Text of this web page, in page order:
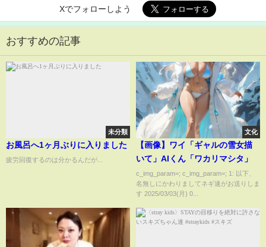
Xでフォローしよう
おすすめの記事
未分類
お風呂へ1ヶ月ぶりに入りました
疲労回復するのは分かるんだが...
文化
【画像】ワイ「ギャルの雪女描
いて」AIくん「ワカリマシタ」
c_img_param=; c_img_param=; 1: 以下、
名無しにかわりましてネギ速がお送りしま
す 2025/03/03(月) 0...